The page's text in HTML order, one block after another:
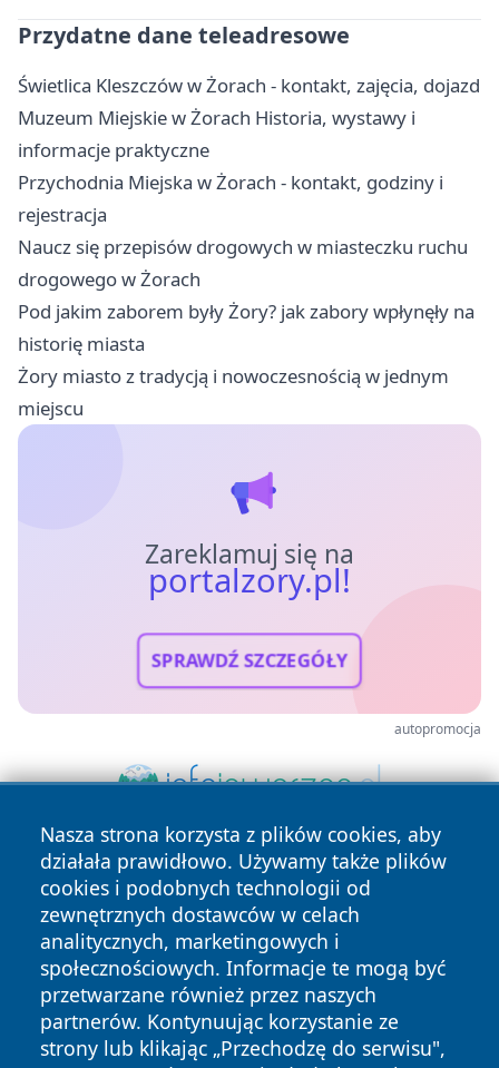
Przydatne dane teleadresowe
Świetlica Kleszczów w Żorach - kontakt, zajęcia, dojazd
Muzeum Miejskie w Żorach Historia, wystawy i
informacje praktyczne
Przychodnia Miejska w Żorach - kontakt, godziny i
rejestracja
Naucz się przepisów drogowych w miasteczku ruchu
drogowego w Żorach
Pod jakim zaborem były Żory? jak zabory wpłynęły na
historię miasta
Żory miasto z tradycją i nowoczesnością w jednym
miejscu
Zareklamuj się na
portalzory.pl!
SPRAWDŹ SZCZEGÓŁY
autopromocja
Nasza strona korzysta z plików cookies, aby
działała prawidłowo. Używamy także plików
cookies i podobnych technologii od
zewnętrznych dostawców w celach
analitycznych, marketingowych i
społecznościowych. Informacje te mogą być
przetwarzane również przez naszych
partnerów. Kontynuując korzystanie ze
strony lub klikając „Przechodzę do serwisu",
Copyright © 2026 portalzory.pl Wszystkie prawa zastrzeżone.